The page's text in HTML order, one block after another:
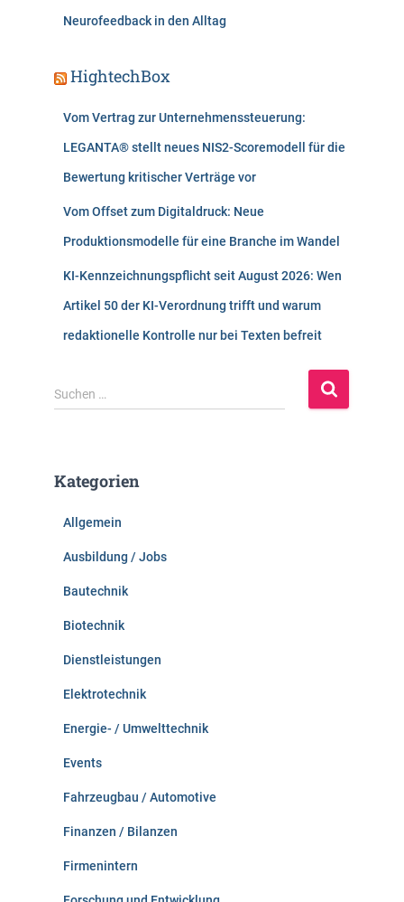
Neurofeedback in den Alltag
HightechBox
Vom Vertrag zur Unternehmenssteuerung:
LEGANTA® stellt neues NIS2-Scoremodell für die
Bewertung kritischer Verträge vor
Vom Offset zum Digitaldruck: Neue
Produktionsmodelle für eine Branche im Wandel
KI-Kennzeichnungspflicht seit August 2026: Wen
Artikel 50 der KI-Verordnung trifft und warum
redaktionelle Kontrolle nur bei Texten befreit
S
u
n
Suchen …
Kategorien
Allgemein
Ausbildung / Jobs
Bautechnik
Biotechnik
Dienstleistungen
Elektrotechnik
Energie- / Umwelttechnik
Events
Fahrzeugbau / Automotive
Finanzen / Bilanzen
Firmenintern